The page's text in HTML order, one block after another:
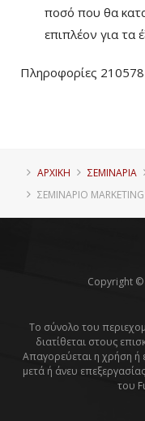
ποσό που θα
επιπλέον για τα
Πληροφορίες
ΑΡΧΙΚΗ ΣΕΜΙΝΑΡΙΑ
ΣΕΜΙΝΆΡΙΟ MARKETING
Copyright ©
Το σύνολο του
διατίθεται στους
Απαγορεύεται η χρήση
μετά ή άνευ
του